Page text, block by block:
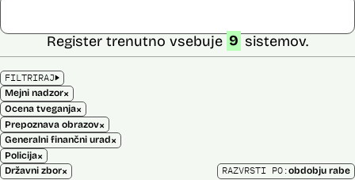
FILTRIRAJ
Mejni nadzor×
Ocena tveganja×
Prepoznava obrazov×
Generalni finančni urad×
Policija×
Državni zbor×
Register trenutno vsebuje 9 sistemov.
RAZVRSTI PO:obdobju rabe